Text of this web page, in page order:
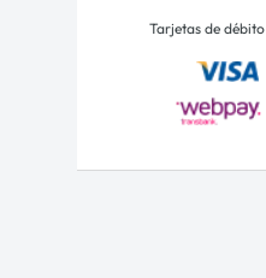
Tarjetas de débito